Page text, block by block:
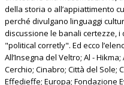
della storia o all’appiattimento
perché divulgano linguaggi
discussione le banali certezze,
"political corretly". Ed ecco
All’Insegna del Veltro; Al -
Cerchio; Cinabro; Città del Sole;
Effedieffe; Europa; Fondazione